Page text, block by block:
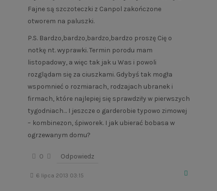
Fajne są szczoteczki z Canpol zakończone
otworem na paluszki.
P.S. Bardzo,bardzo,bardzo,bardzo proszę Cię o
notkę nt. wyprawki. Termin porodu mam
listopadowy, a więc tak jak u Was i powoli
rozglądam się za ciuszkami. Gdybyś tak mogła
wspomnieć o rozmiarach, rodzajach ubranek i
firmach, które najlepiej się sprawdziły w pierwszych
tygodniach… I jeszcze o garderobie typowo zimowej
– kombinezon, śpiworek. I jak ubierać bobasa w
ogrzewanym domu?
0 Odpowiedz
6 lipca 2013 03:15